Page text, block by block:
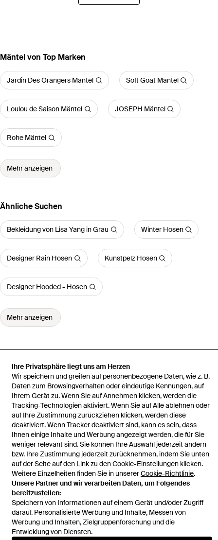
Ihre Privatsphäre liegt uns am Herzen
Wir speichern und greifen auf personenbezogene Daten, wie z. B.
Daten zum Browsingverhalten oder eindeutige Kennungen, auf
Ihrem Gerät zu. Wenn Sie auf Annehmen klicken, werden die
Tracking-Technologien aktiviert. Wenn Sie auf Alle ablehnen oder
auf Ihre Zustimmung zurückziehen klicken, werden diese
deaktiviert. Wenn Tracker deaktiviert sind, kann es sein, dass
Ihnen einige Inhalte und Werbung angezeigt werden, die für Sie
weniger relevant sind. Sie können Ihre Auswahl jederzeit ändern
bzw. Ihre Zustimmung jederzeit zurücknehmen, indem Sie unten
auf der Seite auf den Link zu den Cookie-Einstellungen klicken.
Weitere Einzelheiten finden Sie in unsererCookie-Richtlinie.
Unsere Partner und wir verarbeiten Daten, um Folgendes
bereitzustellen:
Speichern von Informationen auf einem Gerät und/oder Zugriff
darauf. Personalisierte Werbung und Inhalte, Messen von
Werbung und Inhalten, Zielgruppenforschung und die
Entwicklung von Diensten.
Mäntel von Top Marken
Jardin Des Orangers Mäntel Soft Goat Mäntel
Loulou de Saison Mäntel JOSEPH Mäntel
Rohe Mäntel
Mehr anzeigen
Ähnliche Suchen
Bekleidung von Lisa Yang in Grau Winter Hosen
Designer Rain Hosen Kunstpelz Hosen
Designer Hooded - Hosen
Mehr anzeigen
Startseite Damen Mäntel Lisa Yang Mäntel
Mit Tasche
Hilfe und Informationen